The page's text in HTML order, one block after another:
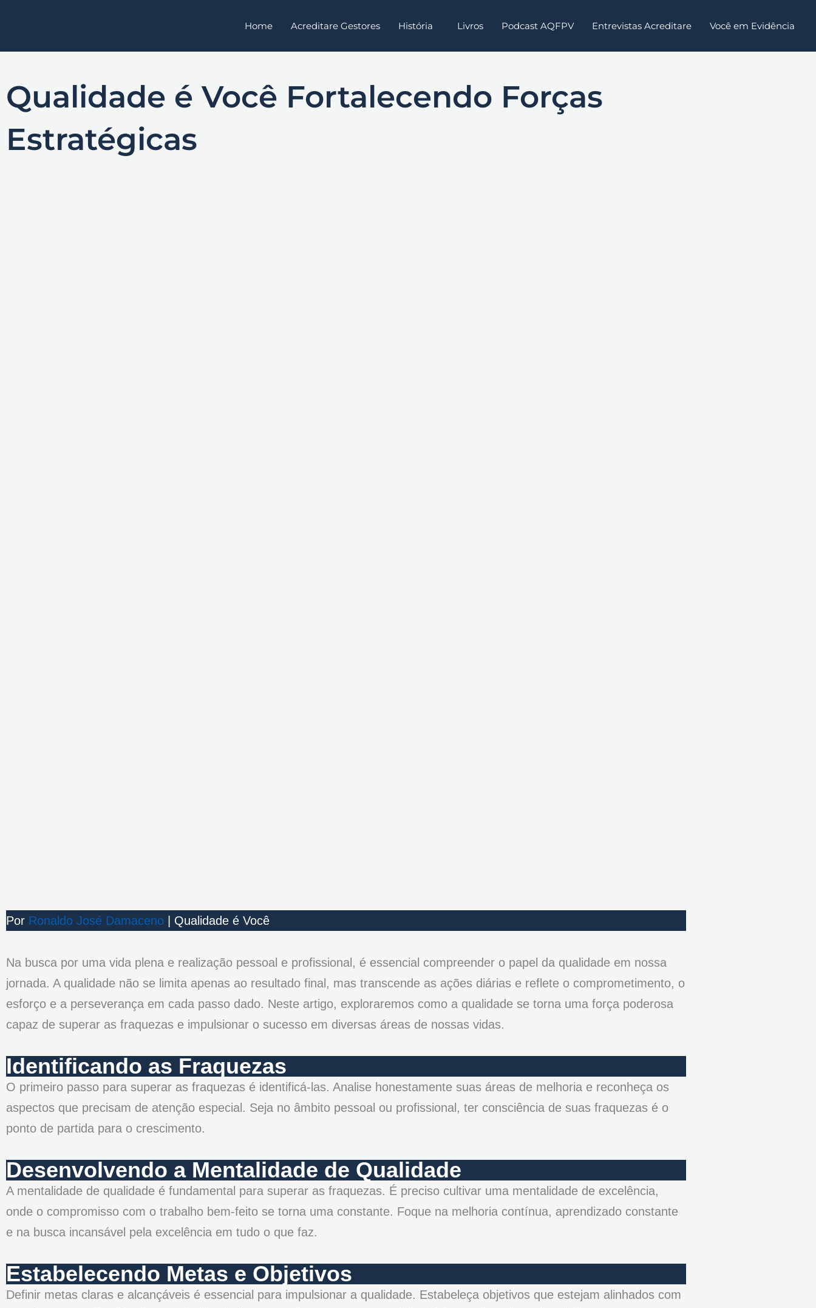
o
Home Acreditare Gestores História Livros Podcast AQFPV Entrevistas Acreditare Você em Evidência
Qualidade é Você Fortalecendo Forças
Estratégicas
Por Ronaldo José Damaceno | Qualidade é Você
Na busca por uma vida plena e realização pessoal e profissional, é essencial compreender o papel da qualidade em nossa
jornada. A qualidade não se limita apenas ao resultado final, mas transcende as ações diárias e reflete o comprometimento, o
esforço e a perseverança em cada passo dado. Neste artigo, exploraremos como a qualidade se torna uma força poderosa
capaz de superar as fraquezas e impulsionar o sucesso em diversas áreas de nossas vidas.
Identificando as Fraquezas
O primeiro passo para superar as fraquezas é identificá-las. Analise honestamente suas áreas de melhoria e reconheça os
aspectos que precisam de atenção especial. Seja no âmbito pessoal ou profissional, ter consciência de suas fraquezas é o
ponto de partida para o crescimento.
Desenvolvendo a Mentalidade de Qualidade
A mentalidade de qualidade é fundamental para superar as fraquezas. É preciso cultivar uma mentalidade de excelência,
onde o compromisso com o trabalho bem-feito se torna uma constante. Foque na melhoria contínua, aprendizado constante
e na busca incansável pela excelência em tudo o que faz.
Estabelecendo Metas e Objetivos
Definir metas claras e alcançáveis é essencial para impulsionar a qualidade. Estabeleça objetivos que estejam alinhados com